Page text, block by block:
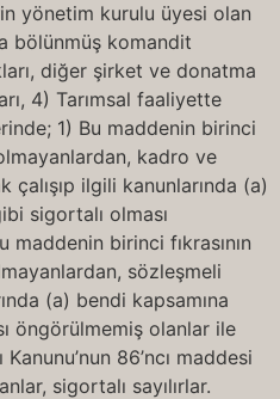
yönetim kurulu üyesi olan
bölünmüş komandit
diğer şirket ve donatma
4) Tarımsal faaliyette
1) Bu maddenin birinci
kadro ve
ilgili kanunlarında (a)
sigortalı olması
birinci fıkrasının
sözleşmeli
(a) bendi kapsamına
öngörülmemiş olanlar ile
86’ncı maddesi
sigortalı sayılırlar.